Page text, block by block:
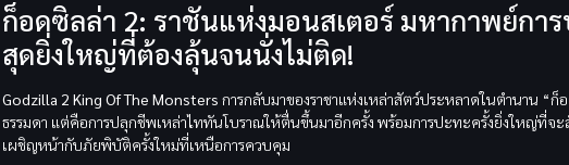
ก็อดซิลล่า 2: ราชันแห่งมอนสเตอร์ มหากาพย์กา
สุดยิ่งใหญ่ที่ต้องลุ้นจนนั่งไม่ติด!
Godzilla 2 King Of The Monsters การกลับมาของราชาแห่งเหล่าสัตว์ประหลาดในตำนาน “
ธรรมดา แต่คือการปลุกชีพเหล่าไททันโบราณให้ตื่นขึ้นมาอีกครั้ง พร้อมการปะทะครั้งยิ่งใหญ่ที่จ
เผชิญหน้ากับภัยพิบัติครั้งใหม่ที่เหนือการควบคุม